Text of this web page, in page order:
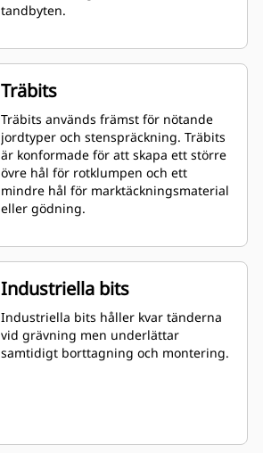
tandbyten.
Träbits
Träbits används främst för nötande
jordtyper och stenspräckning. Träbits
är konformade för att skapa ett större
övre hål för rotklumpen och ett
mindre hål för marktäckningsmaterial
eller gödning.
Industriella bits
Industriella bits håller kvar tänderna
vid grävning men underlättar
samtidigt borttagning och montering.